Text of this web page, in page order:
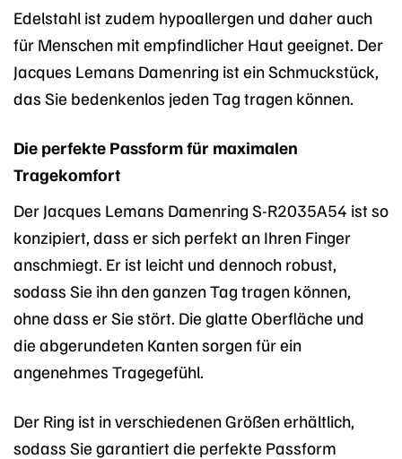
Edelstahl ist zudem hypoallergen und daher auch
für Menschen mit empfindlicher Haut geeignet. Der
Jacques Lemans Damenring ist ein Schmuckstück,
das Sie bedenkenlos jeden Tag tragen können.
Die perfekte Passform für maximalen
Tragekomfort
Der Jacques Lemans Damenring S-R2035A54 ist so
konzipiert, dass er sich perfekt an Ihren Finger
anschmiegt. Er ist leicht und dennoch robust,
sodass Sie ihn den ganzen Tag tragen können,
ohne dass er Sie stört. Die glatte Oberfläche und
die abgerundeten Kanten sorgen für ein
angenehmes Tragegefühl.
Der Ring ist in verschiedenen Größen erhältlich,
sodass Sie garantiert die perfekte Passform